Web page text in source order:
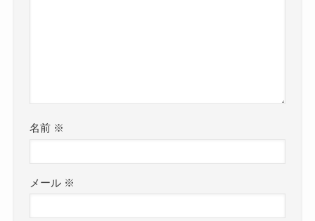
名前 ※
メール ※